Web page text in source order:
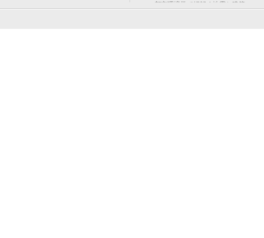
都市環境学で紐解く地震と建築